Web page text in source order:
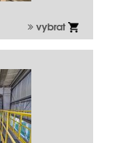
vybrat